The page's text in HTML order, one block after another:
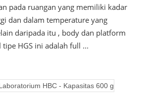
pada ruangan yang memiliki kadar
dan dalam temperature yang
daripada itu , body dan platform
HGS ini adalah full ...